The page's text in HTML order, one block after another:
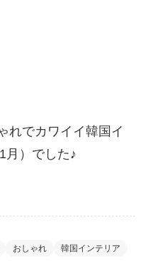
れでカワイイ韓国イ
月）でした♪
おしゃれ 韓国インテリア